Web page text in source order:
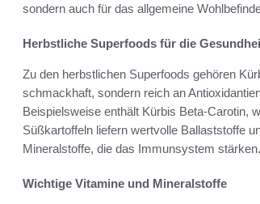
sondern auch für das allgemeine
Herbstliche Superfoods für die
Zu den herbstlichen Superfoods gehören
schmackhaft, sondern reich an
Beispielsweise enthält Kürbis Beta-Carotin,
Süßkartoffeln liefern wertvolle Ballaststoffe
Mineralstoffe, die das Immunsystem stärken.
Wichtige Vitamine und Mineralstoffe